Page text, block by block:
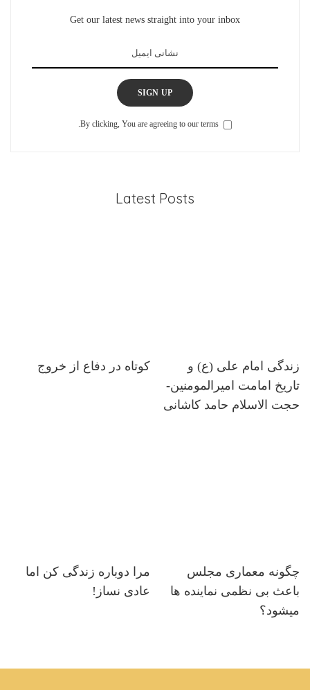
Get our latest news straight into your inbox
SIGN UP
By clicking, You are agreeing to our terms.
Latest Posts
زندگی امام علی (ع) و
تاریخ امامت امیرالمومنین-
حجت الاسلام حامد کاشانی
کوتاه در دفاع از خروج
چگونه معماری مجلس
باعث بی نظمی نماینده ها
میشود؟
مرا دوباره زندگی کن اما
عادی نساز!